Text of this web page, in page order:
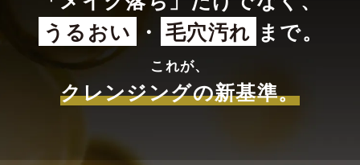
うるおい
・ 毛穴汚れ まで。
これが、
クレンジングの新基準。